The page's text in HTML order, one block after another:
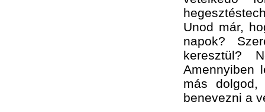
Unod már,
napok?
keresztül?
Amennyiben
más
benevezni a